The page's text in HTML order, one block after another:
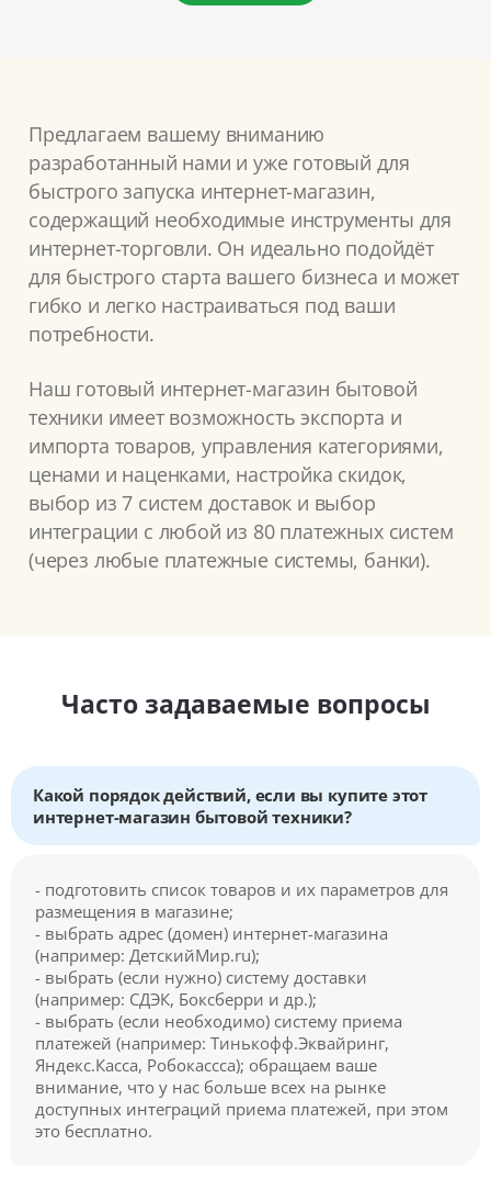
Предлагаем вашему вниманию
разработанный нами и уже готовый для
быстрого запуска интернет-магазин,
содержащий необходимые инструменты для
интернет-торговли. Он идеально подойдёт
для быстрого старта вашего бизнеса и может
гибко и легко настраиваться под ваши
потребности.
Наш готовый интернет-магазин бытовой
техники имеет возможность экспорта и
импорта товаров, управления категориями,
ценами и наценками, настройка скидок,
выбор из 7 систем доставок и выбор
интеграции с любой из 80 платежных систем
(через любые платежные системы, банки).
Часто задаваемые вопросы
Какой порядок действий, если вы купите этот
интернет-магазин бытовой техники?
- подготовить список товаров и их параметров для
размещения в магазине;
- выбрать адрес (домен) интернет-магазина
(например: ДетскийМир.ru);
- выбрать (если нужно) систему доставки
(например: СДЭК, Боксберри и др.);
- выбрать (если необходимо) систему приема
платежей (например: Тинькофф.Эквайринг,
Яндекс.Касса, Робокассса); обращаем ваше
внимание, что у нас больше всех на рынке
доступных интеграций приема платежей, при этом
это бесплатно.